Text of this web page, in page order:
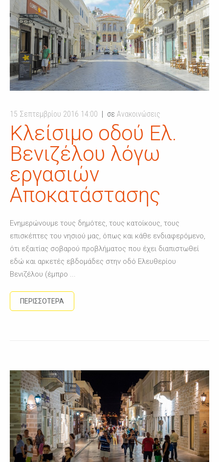
15 Σεπτεμβρίου 2016 14:00 σε Ανακοινώσεις
Κλείσιμο οδού Ελ.
Βενιζέλου λόγω
εργασιών
Αποκατάστασης
Ενημερώνουμε τους δημότες, τους κατοίκους, τους
επισκέπτες του νησιού μας, όπως και κάθε ενδιαφερόμενο,
ότι εξαιτίας σοβαρού προβλήματος που έχει διαπιστωθεί
εδώ και αρκετές εβδομάδες στην οδό Ελευθερίου
Βενιζέλου (έμπρο ...
ΠΕΡΙΣΣΟΤΕΡΑ